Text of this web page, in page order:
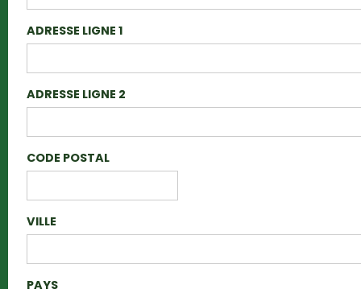
ADRESSE LIGNE 1
ADRESSE LIGNE 2
CODE POSTAL
VILLE
PAYS